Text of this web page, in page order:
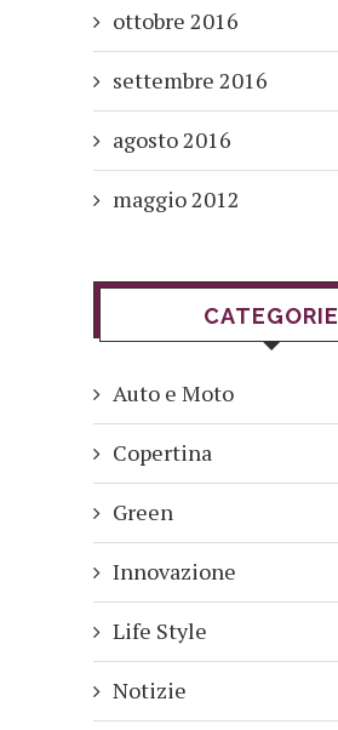
ottobre 2016
settembre 2016
agosto 2016
maggio 2012
CATEGORIE
Auto e Moto
Copertina
Green
Innovazione
Life Style
Notizie